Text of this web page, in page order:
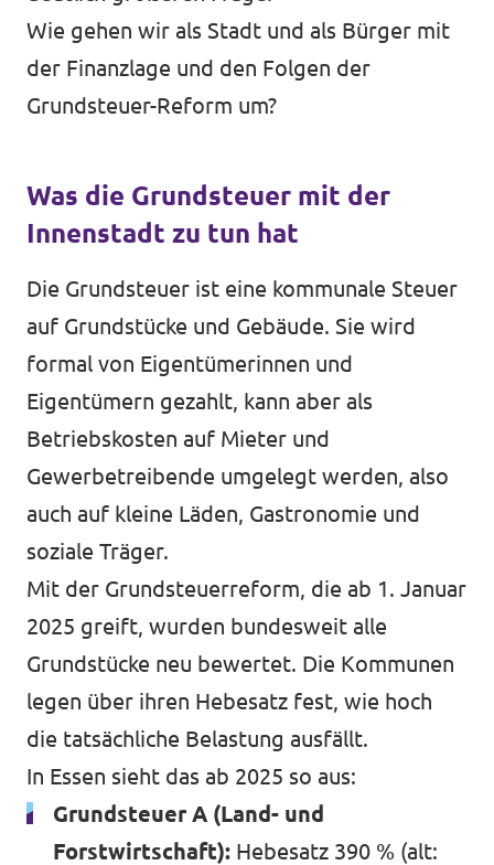
Wie gehen wir als Stadt und als Bürger mit
der Finanzlage und den Folgen der
Grundsteuer-Reform um?
Was die Grundsteuer mit der
Innenstadt zu tun hat
Die Grundsteuer ist eine kommunale Steuer
auf Grundstücke und Gebäude. Sie wird
formal von Eigentümerinnen und
Eigentümern gezahlt, kann aber als
Betriebskosten auf Mieter und
Gewerbetreibende umgelegt werden, also
auch auf kleine Läden, Gastronomie und
soziale Träger.
Mit der Grundsteuerreform, die ab 1. Januar
2025 greift, wurden bundesweit alle
Grundstücke neu bewertet. Die Kommunen
legen über ihren Hebesatz fest, wie hoch
die tatsächliche Belastung ausfällt.
In Essen sieht das ab 2025 so aus:
Grundsteuer A (Land- und
Forstwirtschaft): Hebesatz 390 % (alt: